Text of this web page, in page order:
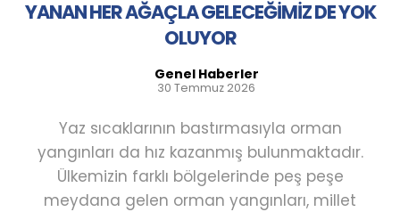
YANAN HER AĞAÇLA GELECEĞİMİZ DE YOK
OLUYOR
Genel Haberler
30 Temmuz 2026
Yaz sıcaklarının bastırmasıyla orman
yangınları da hız kazanmış bulunmaktadır.
Ülkemizin farklı bölgelerinde peş peşe
meydana gelen orman yangınları, millet